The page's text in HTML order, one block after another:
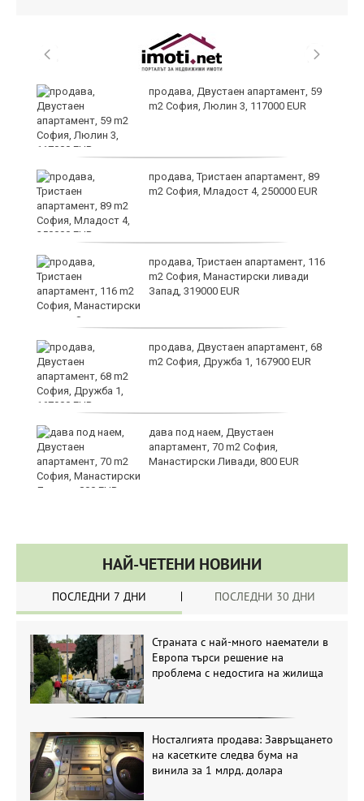
продава, Двустаен апартамент, 59
m2 София, Люлин 3, 117000 EUR
продава, Тристаен апартамент, 89
m2 София, Младост 4, 250000 EUR
продава, Тристаен апартамент, 116
m2 София, Манастирски ливади
Запад, 319000 EUR
продава, Двустаен апартамент, 68
m2 София, Дружба 1, 167900 EUR
дава под наем, Двустаен
апартамент, 70 m2 София,
Манастирски Ливади, 800 EUR
НАЙ-ЧЕТЕНИ НОВИНИ
ПОСЛЕДНИ 7 ДНИ ПОСЛЕДНИ 30 ДНИ
Страната с най-много наематели в
Европа търси решение на
проблема с недостига на жилища
Носталгията продава: Завръщането
на касетките следва бума на
винила за 1 млрд. долара